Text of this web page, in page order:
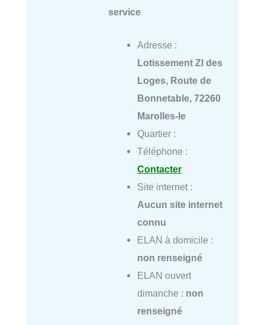
service
Adresse :
Lotissement ZI des
Loges, Route de
Bonnetable, 72260
Marolles-le
Quartier :
Téléphone :
Contacter
Site internet :
Aucun site internet
connu
ELAN à domicile :
non renseigné
ELAN ouvert
dimanche : non
renseigné